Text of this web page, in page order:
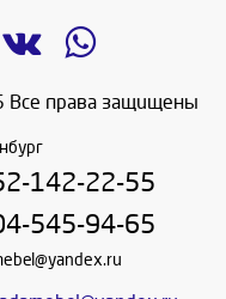
Все права защищены
142-22-55
545-94-65